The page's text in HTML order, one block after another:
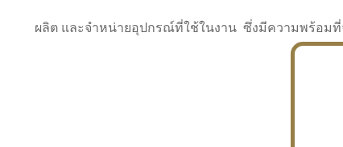
ผลิต และจำหน่ายอุปกรณ์ที่ใช้ในงาน ซึ่งมีความพร้อมที่